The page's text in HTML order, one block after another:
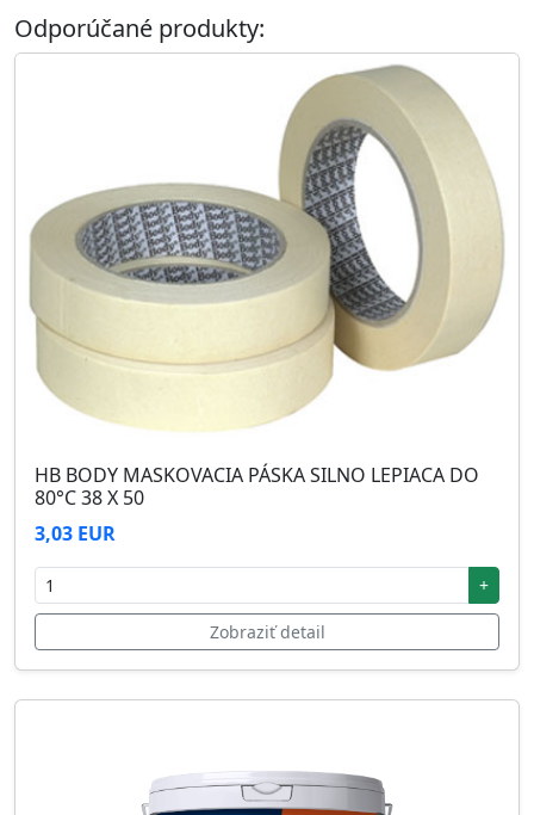
Odporúčané produkty:
HB BODY MASKOVACIA PÁSKA SILNO LEPIACA DO
80°C 38 X 50
3,03 EUR
+
Zobraziť detail